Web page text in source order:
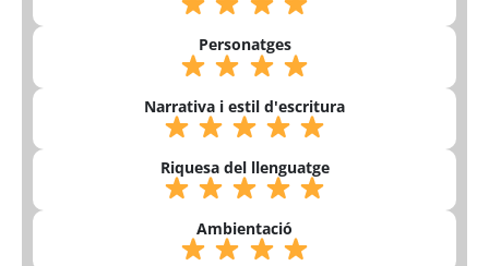
Personatges
Narrativa i estil d'escritura
Riquesa del llenguatge
Ambientació